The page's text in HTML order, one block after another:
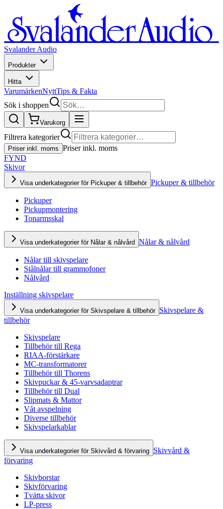
Svalander Audio
Produkter
Hitta
VarumärkenNyttTips & Fakta
Sök i shoppen
Varukorg
Filtrera kategorier
Priser inkl. moms Priser inkl. moms
FYND
Skivor
Visa underkategorier för Pickuper & tillbehör Pickuper & tillbehör
Pickuper
Pickupmontering
Tonarmsskal
Visa underkategorier för Nålar & nålvård Nålar & nålvård
Nålar till skivspelare
Stålnålar till grammofoner
Nålvård
Inställning skivspelare
Visa underkategorier för Skivspelare & tillbehör Skivspelare &
tillbehör
Skivspelare
Tillbehör till Rega
RIAA-förstärkare
MC-transformatorer
Tillbehör till Thorens
Skivpuckar & 45-varvsadaptrar
Tillbehör till Dual
Slipmats & Mattor
Våt avspelning
Diverse tillbehör
Skivspelarkablar
Visa underkategorier för Skivvård & förvaring Skivvård &
förvaring
Skivborstar
Skivförvaring
Tvätta skivor
LP-press